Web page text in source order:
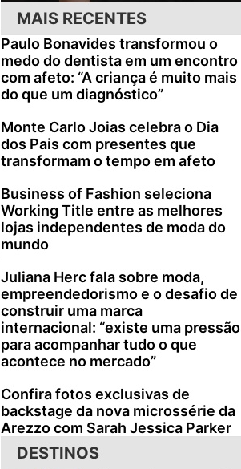
MAIS RECENTES
Paulo Bonavides transformou o
medo do dentista em um encontro
com afeto: “A criança é muito mais
do que um diagnóstico”
Monte Carlo Joias celebra o Dia
dos Pais com presentes que
transformam o tempo em afeto
Business of Fashion seleciona
Working Title entre as melhores
lojas independentes de moda do
mundo
Juliana Herc fala sobre moda,
empreendedorismo e o desafio de
construir uma marca
internacional: “existe uma pressão
para acompanhar tudo o que
acontece no mercado”
Confira fotos exclusivas de
backstage da nova microssérie da
Arezzo com Sarah Jessica Parker
DESTINOS